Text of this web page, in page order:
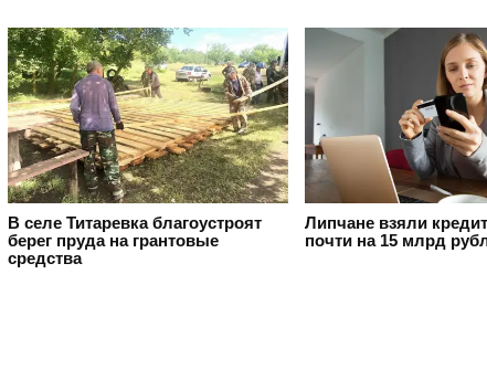
В селе Титаревка благоустроят
берег пруда на грантовые
средства
Липчане взяли
почти на 15 млрд